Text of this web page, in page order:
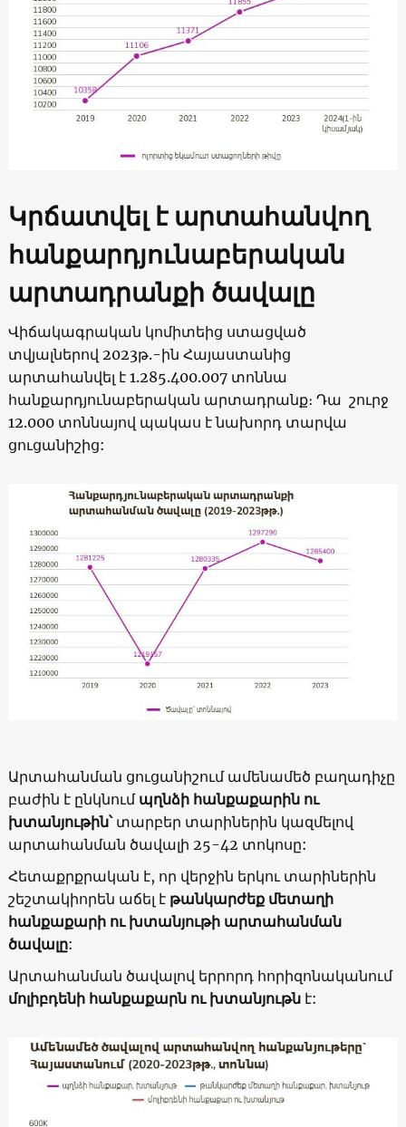
Կրճատվել է արտահանվող
հանքարդյունաբերական
արտադրանքի ծավալը
Վիճակագրական կոմիտեից ստացված
տվյալներով 2023թ.-ին Հայաստանից
արտահանվել է 1.285.400.007 տոննա
հանքարդյունաբերական արտադրանք։ Դա շուրջ
12.000 տոննայով պակաս է նախորդ տարվա
ցուցանիշից:
Արտահանման ցուցանիշում ամենամեծ բաղադիչը
բաժին է ընկնում պղնձի հանքաքարին ու
խտանյութին՝տարբեր տարիներին կազմելով
արտահանման ծավալի 25-42 տոկոսը:
Հետաքրքրական է, որ վերջին երկու տարիներին
շեշտակիորեն աճել է թանկարժեք մետաղի
հանքաքարի ու խտանյութի արտահանման
ծավալը:
Արտահանման ծավալով երրորդ հորիզոնականում
մոլիբդենի հանքաքարն ու խտանյութնէ: